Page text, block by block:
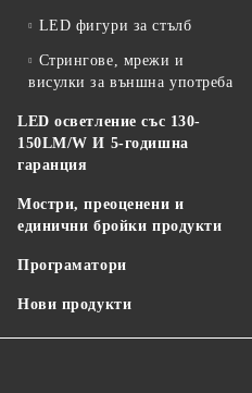
LED фигури за стълб
Стрингове, мрежи и
висулки за външна употреба
LED осветление със 130-
150LM/W И 5-годишна
гаранция
Мостри, преоценени и
единични бройки продукти
Програматори
Нови продукти